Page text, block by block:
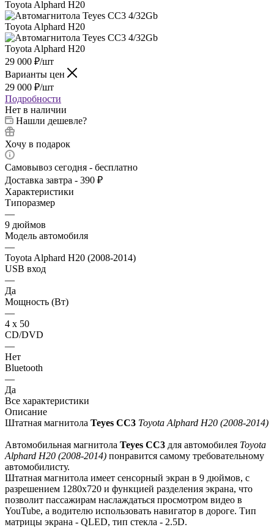
29 000 ₽/шт
Варианты цен
29 000 ₽/шт
Подробности
Нет в наличии
Нашли дешевле?
Хочу в подарок
Самовывоз сегодня - бесплатно
Доставка завтра - 390 ₽
Характеристики
Типоразмер
—
9 дюймов
Модель автомобиля
—
Toyota Alphard H20 (2008-2014)
USB вход
—
Да
Мощность (Вт)
—
4 х 50
CD/DVD
—
Нет
Bluetooth
—
Да
Все характеристики
Описание
Штатная магнитола Teyes СС3 Toyota Alphard H20 (2008-2014)
Автомобильная магнитола Teyes СС3 для автомобилея Toyota
Alphard H20 (2008-2014) понравится самому требовательному
автомобилисту.
Штатная магнитола имеет сенсорный экран в 9 дюймов, с
разрешением 1280х720 и функцией разделения экрана, что
позволит пассажирам наслаждаться просмотром видео в
YouTube, а водителю использовать навигатор в дороге. Тип
матрицы экрана - QLED, тип стекла - 2.5D.